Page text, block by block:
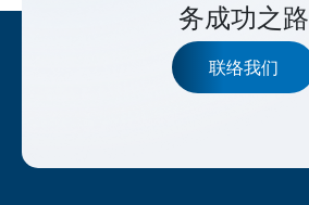
务成功之路
联络我们